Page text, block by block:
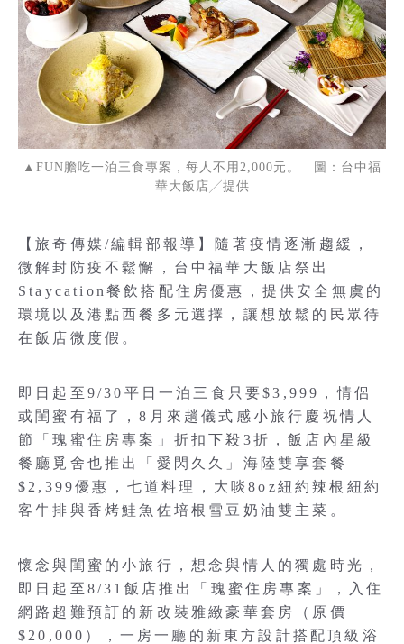
▲FUN膽吃一泊三食專案，每人不用2,000元。 圖：台中福
華大飯店╱提供
【旅奇傳媒/編輯部報導】隨著疫情逐漸趨緩，
微解封防疫不鬆懈，台中福華大飯店祭出
Staycation餐飲搭配住房優惠，提供安全無虞的
環境以及港點西餐多元選擇，讓想放鬆的民眾待
在飯店微度假。
即日起至9/30平日一泊三食只要$3,999，情侶
或閨蜜有福了，8月來趟儀式感小旅行慶祝情人
節「瑰蜜住房專案」折扣下殺3折，飯店內星級
餐廳覓舍也推出「愛閃久久」海陸雙享套餐
$2,399優惠，七道料理，大啖8oz紐約辣根紐約
客牛排與香烤鮭魚佐培根雪豆奶油雙主菜。
懷念與閨蜜的小旅行，想念與情人的獨處時光，
即日起至8/31飯店推出「瑰蜜住房專案」，入住
網路超難預訂的新改裝雅緻豪華套房（原價
$20,000），一房一廳的新東方設計搭配頂級浴